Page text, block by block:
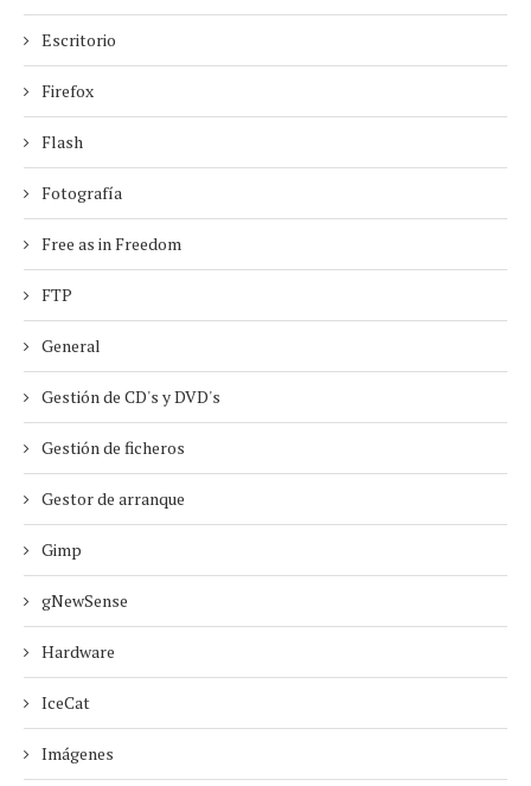
Escritorio
Firefox
Flash
Fotografía
Free as in Freedom
FTP
General
Gestión de CD's y DVD's
Gestión de ficheros
Gestor de arranque
Gimp
gNewSense
Hardware
IceCat
Imágenes